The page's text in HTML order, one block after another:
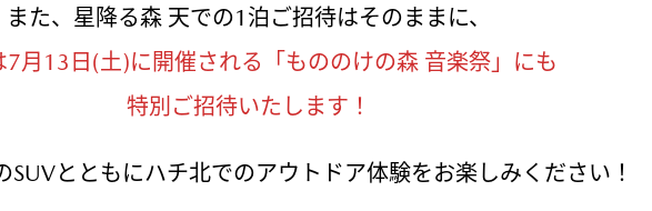
また、星降る森 天での1泊ご招待はそのままに、
7月13日(土)に開催される「もののけの森 音楽祭」にも
特別ご招待いたします！
とともにハチ北でのアウトドア体験をお楽しみください！